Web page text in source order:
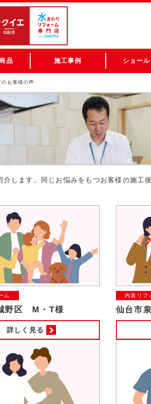
品 施工事例 ショー
のお客様の声
します。同じお悩みをもつお客様の施工
ム
野区 M・T様
詳しく見る
内装リフ
仙台市